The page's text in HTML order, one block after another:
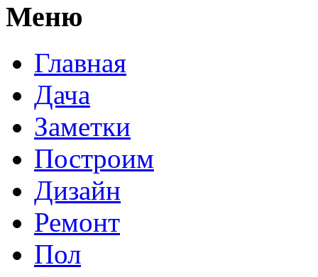
Меню
Главная
Дача
Заметки
Построим
Дизайн
Ремонт
Пол